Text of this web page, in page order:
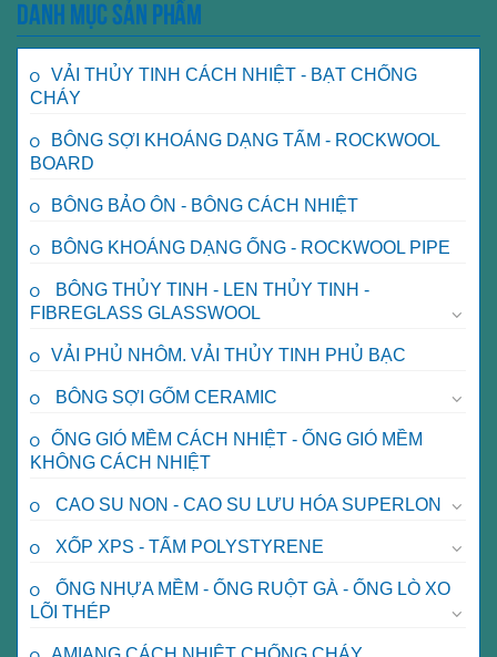
Danh mục sản phẩm
VẢI THỦY TINH CÁCH NHIỆT - BẠT CHỐNG
CHÁY
BÔNG SỢI KHOÁNG DẠNG TẤM - ROCKWOOL
BOARD
BÔNG BẢO ÔN - BÔNG CÁCH NHIỆT
BÔNG KHOÁNG DẠNG ỐNG - ROCKWOOL PIPE
BÔNG THỦY TINH - LEN THỦY TINH -
FIBREGLASS GLASSWOOL
VẢI PHỦ NHÔM. VẢI THỦY TINH PHỦ BẠC
BÔNG SỢI GỐM CERAMIC
ỐNG GIÓ MỀM CÁCH NHIỆT - ỐNG GIÓ MỀM
KHÔNG CÁCH NHIỆT
CAO SU NON - CAO SU LƯU HÓA SUPERLON
XỐP XPS - TẤM POLYSTYRENE
ỐNG NHỰA MỀM - ỐNG RUỘT GÀ - ỐNG LÒ XO
LÕI THÉP